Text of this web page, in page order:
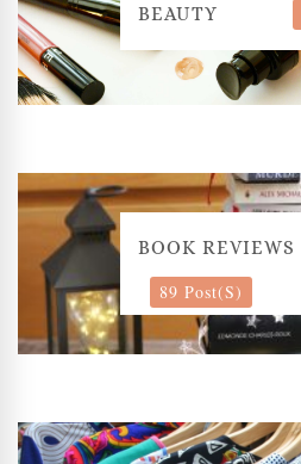
BEAUTY
BOOK REVIEWS
89 Post(s)